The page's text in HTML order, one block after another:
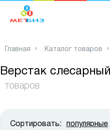
Главная Каталог товаров
Верстак
товаров
Сортировать: популярные